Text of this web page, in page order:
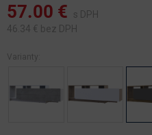
57.00 €
s DPH
46.34 € bez DPH
Varianty: